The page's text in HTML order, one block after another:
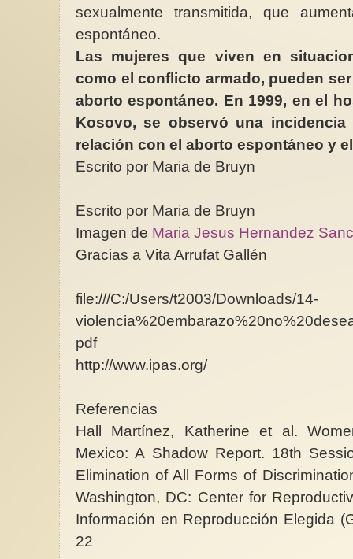
sexualmente transmitida, que
espontáneo.
Las mujeres que viven en
como el conflicto armado, pueden
aborto espontáneo. En 1999, en el
Kosovo, se observó una
relación con el aborto espontáneo y
Escrito por Maria de Bruyn
Escrito por Maria de Bruyn
Imagen de Maria Jesus Hernandez
Gracias a Vita Arrufat Gallén
file:///C:/Users/t2003/Downloads/14-
pdf
http://www.ipas.org/
Referencias
Hall Martínez, Katherine et al.
Mexico: A Shadow Report. 18th
Elimination of All Forms of
Washington, DC: Center for
Información en Reproducción Elegida
22